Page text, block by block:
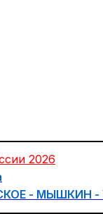
2026
- МЫШКИН -